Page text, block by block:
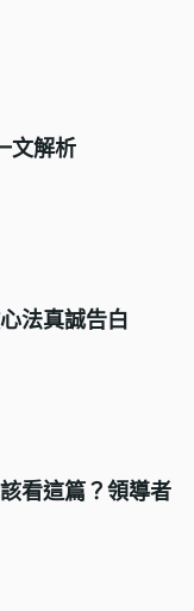
關鍵一文解析
法真誠告白
看這篇？領導者